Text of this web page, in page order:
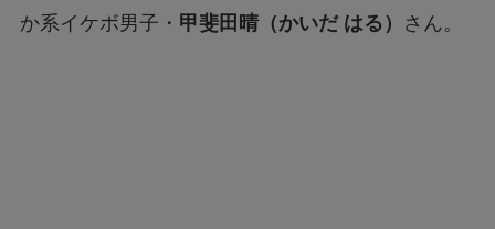
か系イケボ男子・ 甲斐田晴（かいだ はる） さん。